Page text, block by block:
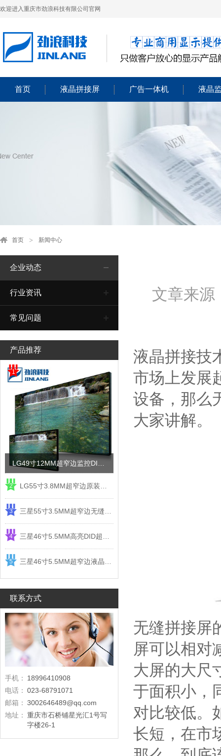
欢迎进入重庆市劲浪科技有限公司官网
首页 液晶拼接屏 广告一体机 液晶
首页 新闻中心
企业动态
行业资讯
常见问题
产品推荐
1
2
3
4
5
联系方式
手机：
18996410908
电话： 023-68791071
邮箱： 3002646489@qq.com
地址： 重庆市石桥铺星光汇1号写
字楼26-1
文章来源
液晶拼接技
市场上发展
设备，那么
大家讲解。
无缝拼接屏
屏可以相对
大屏的大尺
于面积小，
对比较低。
长短，在市